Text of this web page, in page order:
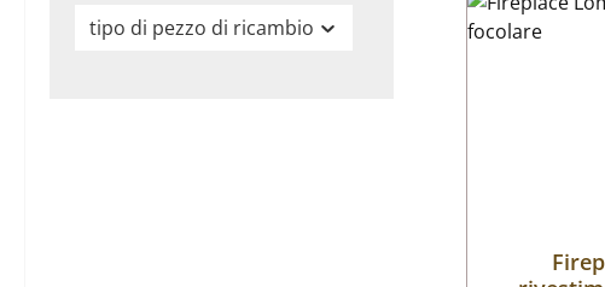
tipo di pezzo di ricambio